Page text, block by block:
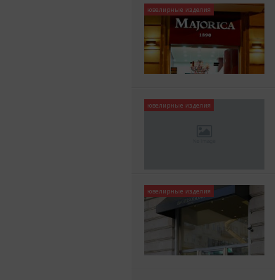
ювелирные изделия
ювелирные изделия
ювелирные изделия